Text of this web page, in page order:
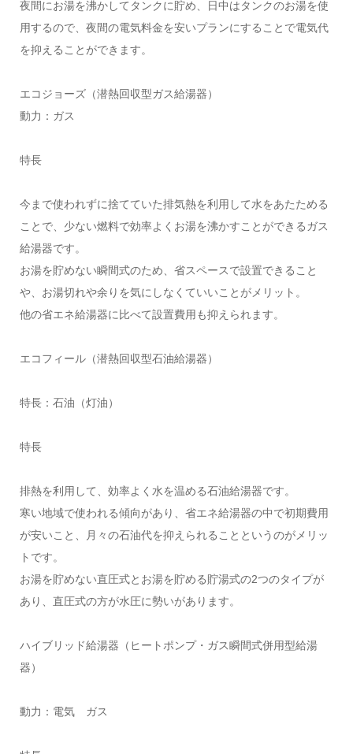
夜間にお湯を沸かしてタンクに貯め、日中はタンクのお湯を使
用するので、夜間の電気料金を安いプランにすることで電気代
を抑えることができます。
エコジョーズ（潜熱回収型ガス給湯器）
動力：ガス
特長
今まで使われずに捨てていた排気熱を利用して水をあたためる
ことで、少ない燃料で効率よくお湯を沸かすことができるガス
給湯器です。
お湯を貯めない瞬間式のため、省スペースで設置できること
や、お湯切れや余りを気にしなくていいことがメリット。
他の省エネ給湯器に比べて設置費用も抑えられます。
エコフィール（潜熱回収型石油給湯器）
特長：石油（灯油）
特長
排熱を利用して、効率よく水を温める石油給湯器です。
寒い地域で使われる傾向があり、省エネ給湯器の中で初期費用
が安いこと、月々の石油代を抑えられることというのがメリッ
トです。
お湯を貯めない直圧式とお湯を貯める貯湯式の2つのタイプが
あり、直圧式の方が水圧に勢いがあります。
ハイブリッド給湯器（ヒートポンプ・ガス瞬間式併用型給湯
器）
動力：電気 ガス